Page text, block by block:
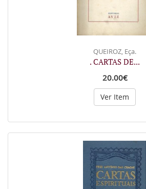
QUEIROZ, Eça.
. CARTAS DE...
20.00€
Ver Item